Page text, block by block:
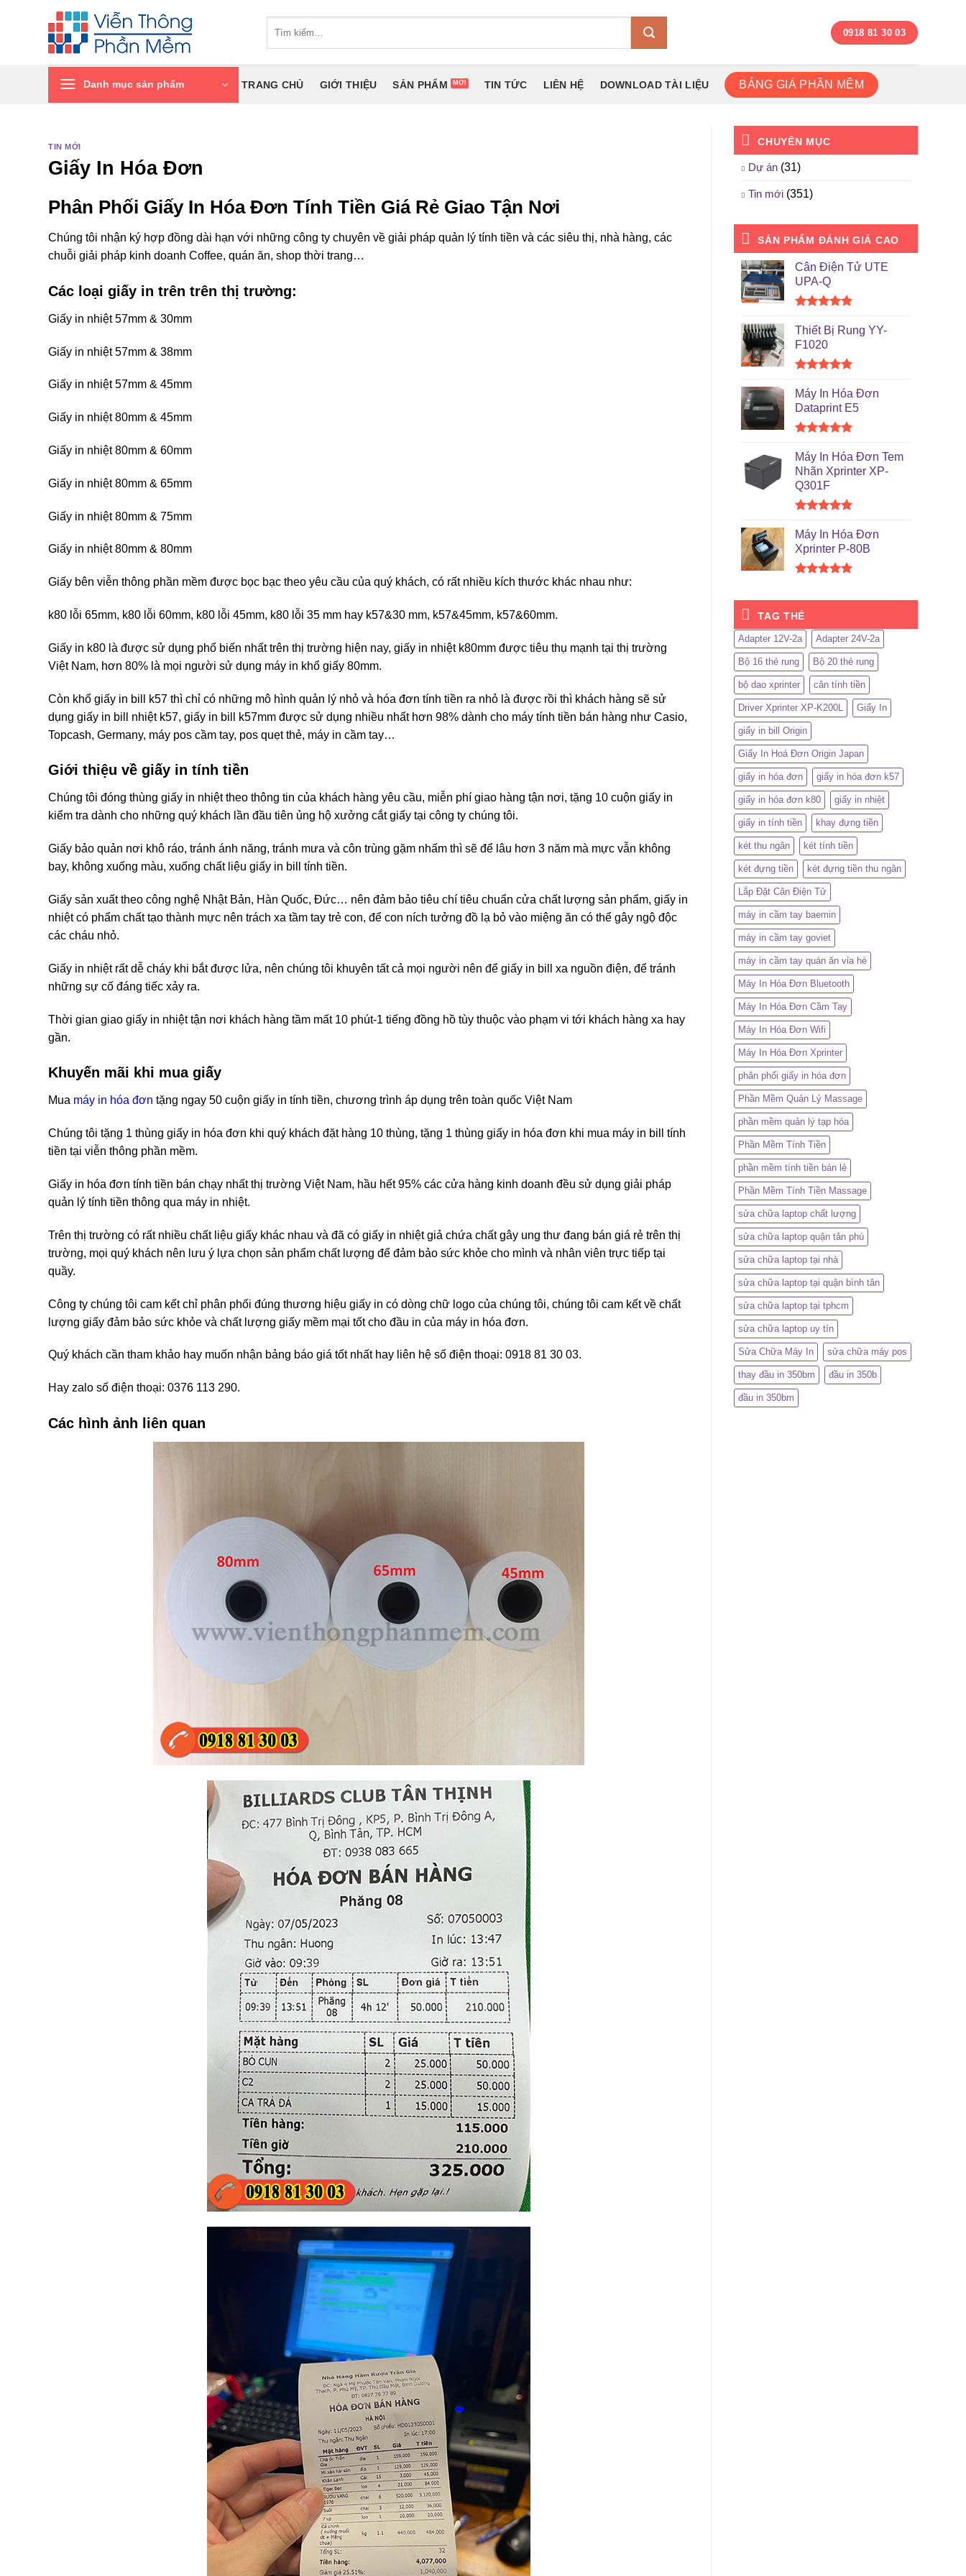
kiếm:
0918 81 30 03
Danh mục sản phẩm TRANG CHỦ GIỚI THIỆU SẢN PHẨM TIN TỨC LIÊN HỆ DOWNLOAD TÀI LIỆU BẢNG GIÁ PHẦN MỀM
TIN MỚI
Giấy In Hóa Đơn
Phân Phối Giấy In Hóa Đơn Tính Tiền Giá Rẻ Giao Tận Nơi
Chúng tôi nhận ký hợp đồng dài hạn với những công ty chuyên về giải pháp quản lý tính tiền và các siêu thị, nhà hàng, các
chuỗi giải pháp kinh doanh Coffee, quán ăn, shop thời trang…
Các loại giấy in trên trên thị trường:
Giấy in nhiệt 57mm & 30mm
Giấy in nhiệt 57mm & 38mm
Giấy in nhiệt 57mm & 45mm
Giấy in nhiệt 80mm & 45mm
Giấy in nhiệt 80mm & 60mm
Giấy in nhiệt 80mm & 65mm
Giấy in nhiệt 80mm & 75mm
Giấy in nhiệt 80mm & 80mm
Giấy bên viễn thông phần mềm được bọc bạc theo yêu cầu của quý khách, có rất nhiều kích thước khác nhau như:
k80 lỗi 65mm, k80 lỗi 60mm, k80 lỗi 45mm, k80 lỗi 35 mm hay k57&30 mm, k57&45mm, k57&60mm.
Giấy in k80 là được sử dụng phổ biến nhất trên thị trường hiện nay, giấy in nhiệt k80mm được tiêu thụ mạnh tại thị trường
Việt Nam, hơn 80% là mọi người sử dụng máy in khổ giấy 80mm.
Còn khổ giấy in bill k57 thì chỉ có những mô hình quản lý nhỏ và hóa đơn tính tiền ra nhỏ là được rồi thì khách hàng sẽ sử
dụng giấy in bill nhiệt k57, giấy in bill k57mm được sử dụng nhiều nhất hơn 98% dành cho máy tính tiền bán hàng như Casio,
Topcash, Germany, máy pos cầm tay, pos quẹt thẻ, máy in cầm tay…
Giới thiệu về giấy in tính tiền
Chúng tôi đóng thùng giấy in nhiệt theo thông tin của khách hàng yêu cầu, miễn phí giao hàng tận nơi, tặng 10 cuộn giấy in
kiểm tra dành cho những quý khách lần đầu tiên ủng hộ xưởng cắt giấy tại công ty chúng tôi.
Giấy bảo quản nơi khô ráo, tránh ánh năng, tránh mưa và côn trùng gặm nhấm thì sẽ để lâu hơn 3 năm mà mực vẫn không
bay, không xuống màu, xuống chất liệu giấy in bill tính tiền.
Giấy sản xuất theo công nghệ Nhật Bản, Hàn Quốc, Đức… nên đảm bảo tiêu chí tiêu chuẩn cửa chất lượng sản phẩm, giấy in
nhiệt có phẩm chất tạo thành mực nên trách xa tầm tay trẻ con, để con ních tưởng đồ lạ bỏ vào miệng ăn có thể gây ngộ độc
các cháu nhỏ.
Giấy in nhiệt rất dễ cháy khi bắt được lửa, nên chúng tôi khuyên tất cả mọi người nên để giấy in bill xa nguồn điện, để tránh
những sự cố đáng tiếc xảy ra.
Thời gian giao giấy in nhiệt tận nơi khách hàng tầm mất 10 phút-1 tiếng đồng hồ tùy thuộc vào phạm vi tới khách hàng xa hay
gần.
Khuyến mãi khi mua giấy
Mua máy in hóa đơn tặng ngay 50 cuộn giấy in tính tiền, chương trình áp dụng trên toàn quốc Việt Nam
Chúng tôi tặng 1 thùng giấy in hóa đơn khi quý khách đặt hàng 10 thùng, tặng 1 thùng giấy in hóa đơn khi mua máy in bill tính
tiền tại viễn thông phần mềm.
Giấy in hóa đơn tính tiền bán chạy nhất thị trường Việt Nam, hầu hết 95% các cửa hàng kinh doanh đều sử dụng giải pháp
quản lý tính tiền thông qua máy in nhiệt.
Trên thị trường có rất nhiều chất liệu giấy khác nhau và đã có giấy in nhiệt giả chứa chất gây ung thư đang bán giá rẻ trên thị
trường, mọi quý khách nên lưu ý lựa chọn sản phẩm chất lượng để đảm bảo sức khỏe cho mình và nhân viên trực tiếp tại
quầy.
Công ty chúng tôi cam kết chỉ phân phối đúng thương hiệu giấy in có dòng chữ logo của chúng tôi, chúng tôi cam kết về chất
lượng giấy đảm bảo sức khỏe và chất lượng giấy mềm mại tốt cho đầu in của máy in hóa đơn.
Quý khách cần tham khảo hay muốn nhận bảng báo giá tốt nhất hay liên hệ số điện thoại: 0918 81 30 03.
Hay zalo số điện thoại: 0376 113 290.
Các hình ảnh liên quan
CHUYÊN MỤC
Dự án(31)
Tin mới(351)
SẢN PHẨM ĐÁNH GIÁ CAO
Cân Điện Tử UTE
UPA-Q
hạng 5.00
5 sao
Thiết Bị Rung YY-
F1020
hạng5.00
5 sao
Máy In Hóa Đơn
Dataprint E5
hạng5.00
5 sao
Máy In Hóa Đơn Tem
Nhãn Xprinter XP-
Q301F
hạng5.00
5 sao
Máy In Hóa Đơn
Xprinter P-80B
5 sao
TAG THẺ
Adapter 12V-2a Adapter 24V-2a
Bộ 16 thẻ rung Bộ 20 thẻ rung
bộ dao xprinter cân tính tiền
Driver Xprinter XP-K200L Giấy In
giấy in bill Origin
Giấy In Hoá Đơn Origin Japan
giấy in hóa đơn giấy in hóa đơn k57
giấy in hóa đơn k80 giấy in nhiệt
giấy in tính tiền khay đựng tiền
két thu ngân két tính tiền
két đựng tiền két đựng tiền thu ngân
Lắp Đặt Cân Điện Tử
máy in cầm tay baemin
máy in cầm tay goviet
máy in cầm tay quán ăn vỉa hè
Máy In Hóa Đơn Bluetooth
Máy In Hóa Đơn Cầm Tay
Máy In Hóa Đơn Wifi
Máy In Hóa Đơn Xprinter
phân phối giấy in hóa đơn
Phần Mềm Quản Lý Massage
phần mềm quản lý tạp hóa
Phần Mềm Tính Tiền
phần mềm tính tiền bán lẻ
Phần Mềm Tính Tiền Massage
sửa chữa laptop chất lượng
sửa chữa laptop quận tân phú
sửa chữa laptop tại nhà
sửa chữa laptop tại quận bình tân
sửa chữa laptop tại tphcm
sửa chữa laptop uy tín
Sửa Chữa Máy In sửa chữa máy pos
thay đầu in 350bm đầu in 350b
đầu in 350bm